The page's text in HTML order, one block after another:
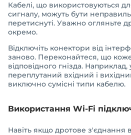
Кабелі, що використовуються
сигналу, можуть бути
перетиснуті. Уважно огляньте
окремо.
Відключіть конектори від
заново. Переконайтеся, що
відповідного гнізда.
переплутаний вхідний і
виключно сумісні типи кабелю.
Використання Wi-Fi
Навіть якщо дротове з'єднання